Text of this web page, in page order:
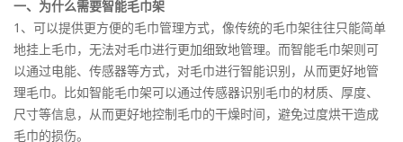
一、为什么需要智能毛巾架
1、可以提供更方便的毛巾管理方式，像传统的毛巾架往往只能简单
地挂上毛巾，无法对毛巾进行更加细致地管理。而智能毛巾架则可
以通过电能、传感器等方式，对毛巾进行智能识别，从而更好地管
理毛巾。比如智能毛巾架可以通过传感器识别毛巾的材质、厚度、
尺寸等信息，从而更好地控制毛巾的干燥时间，避免过度烘干造成
毛巾的损伤。